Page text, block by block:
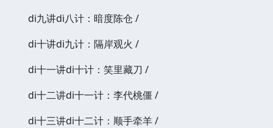
di九讲di八计：暗度陈仓 /
di十讲di九计：隔岸观火 /
di十一讲di十计：笑里藏刀 /
di十二讲di十一计：李代桃僵 /
di十三讲di十二计：顺手牵羊 /